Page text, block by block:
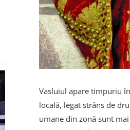
Vasluiul apare timpuriu
locală, legat strâns de
umane din zonă sunt